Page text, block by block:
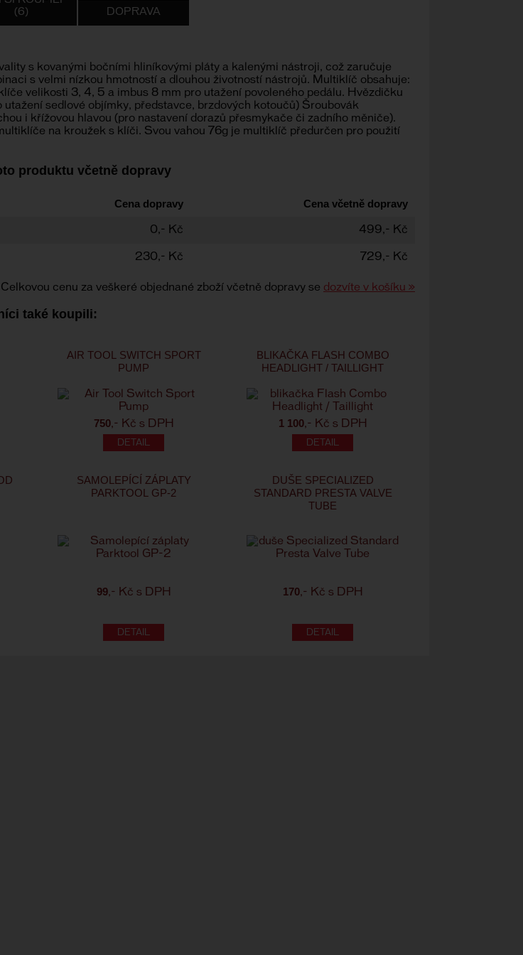
(6)
DOPRAVA
s kovanými bočními hliníkovými pláty a kalenými nástroji, což zaručuje
s velmi nízkou hmotností a dlouhou životností nástrojů. Multiklíč obsahuje:
velikosti 3, 4, 5 a imbus 8 mm pro utažení povoleného pedálu. Hvězdičku
utažení sedlové objímky, představce, brzdových kotoučů) Šroubovák
i křížovou hlavou (pro nastavení dorazů přesmykače či zadního měniče).
na kroužek s klíči. Svou vahou 76g je multiklíč předurčen pro použití
produktu včetně dopravy
Cena dopravy Cena včetně dopravy
0,- Kč 499,- Kč
230,- Kč 729,- Kč
Celkovou cenu za veškeré objednané zboží včetně dopravy se dozvíte v košíku »
také koupili:
AIR TOOL SWITCH SPORT
PUMP
750,- Kč s DPH
BLIKAČKA FLASH COMBO
HEADLIGHT / TAILLIGHT
1 100,- Kč s DPH
SAMOLEPÍCÍ ZÁPLATY
PARKTOOL GP-2
99,- Kč s DPH
DUŠE SPECIALIZED
STANDARD PRESTA VALVE
TUBE
170,- Kč s DPH